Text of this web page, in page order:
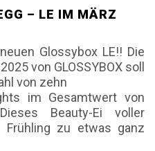
– LE IM MÄRZ
Glossybox LE!! Die
von GLOSSYBOX soll
von zehn
im Gesamtwert von
Beauty-Ei voller
Frühling zu etwas ganz